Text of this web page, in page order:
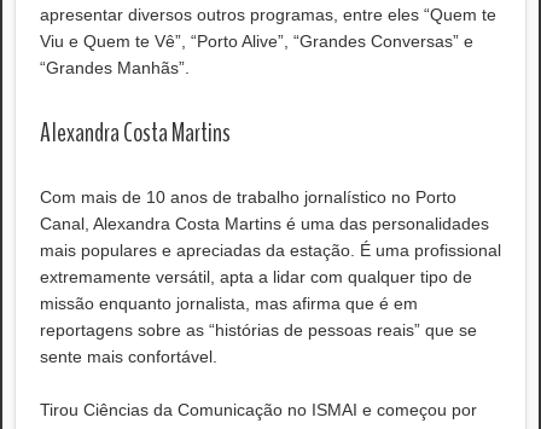
apresentar diversos outros programas, entre eles “Quem te
Viu e Quem te Vê”, “Porto Alive”, “Grandes Conversas” e
“Grandes Manhãs”.
Alexandra Costa Martins
Com mais de 10 anos de trabalho jornalístico no Porto
Canal, Alexandra Costa Martins é uma das personalidades
mais populares e apreciadas da estação. É uma profissional
extremamente versátil, apta a lidar com qualquer tipo de
missão enquanto jornalista, mas afirma que é em
reportagens sobre as “histórias de pessoas reais” que se
sente mais confortável.
Tirou Ciências da Comunicação no ISMAI e começou por